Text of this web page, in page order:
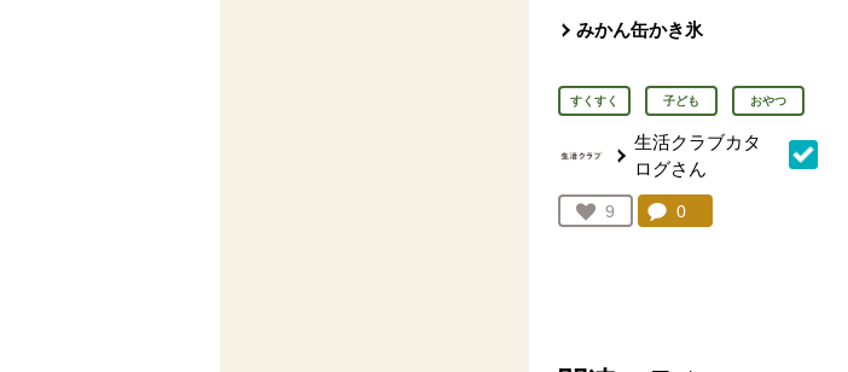
みかん缶かき氷
すくすく 子ども おやつ
生活クラブカタ
ログさん
お気に入り登録：
9
人が登録
コメント：
0